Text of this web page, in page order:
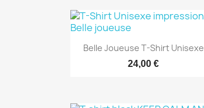
Aperçu rapide
Belle Joueuse T-Shirt Unisexe
24,00 €